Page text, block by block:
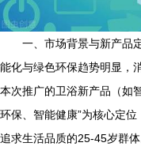
一、市场背景与新产品
能化与绿色环保趋势明显，
本次推广的卫浴新产品（如
环保、智能健康”为核心定
追求生活品质的25-45岁群